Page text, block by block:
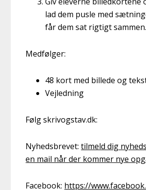
lad dem pusle med
får dem sat rigtigt sammen.
Medfølger:
48 kort med billede og
Vejledning
Følg skrivogstav.dk:
Nyhedsbrevet:tilmeld dig
en mail når der kommer nye
Facebook: https://